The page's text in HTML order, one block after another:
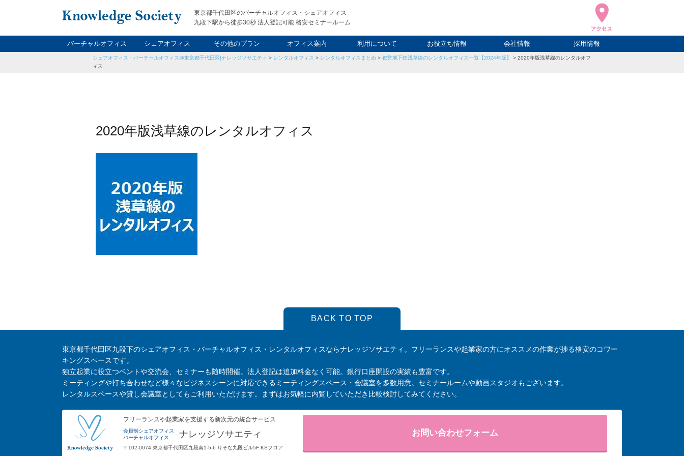
東京都千代田区のバーチャルオフィス・シェアオフィス
九段下駅から徒歩30秒 法人登記可能 格安セミナールーム
バーチャルオフィス シェアオフィス その他のプラン
レンタルオフィス
ナイト&ウィークエンド
貸し会議室
オフィス案内 利用について
利用料金
申込について
FAQ
お役立ち情報
起業ノウハウ
社長ブログ
スタッフブログ
会社情報
会社概要
アクセス
採用情報
シェアオフィス・バーチャルオフィス@東京都千代田区|ナレッジソサエティ > レンタルオフィス > レンタルオフィスまとめ > 都営地下鉄浅草線のレンタルオフィス一覧【2024年版】 > 2020年版浅草線のレンタルオフ
ィス
2020年版浅草線のレンタルオフィス
BACK TO TOP
東京都千代田区九段下のシェアオフィス・バーチャルオフィス・レンタルオフィスならナレッジソサエティ。フリーランスや起業家の方にオススメの作業が捗る格安のコワー
キングスペースです。
独立起業に役立つベントや交流会、セミナーも随時開催。法人登記は追加料金なく可能。銀行口座開設の実績も豊富です。
ミーティングや打ち合わせなど様々なビジネスシーンに対応できるミーティングスペース・会議室を多数用意。セミナールームや動画スタジオもございます。
レンタルスペースや貸し会議室としてもご利用いただけます。まずはお気軽に内覧していただき比較検討してみてください。
フリーランスや起業家を支援する新次元の統合サービス
会員制シェアオフィス
バーチャルオフィス
ナレッジソサエティ
〒102-0074 東京都千代田区九段南1-5-6 りそな九段ビル5F KSフロア
お問い合わせフォーム